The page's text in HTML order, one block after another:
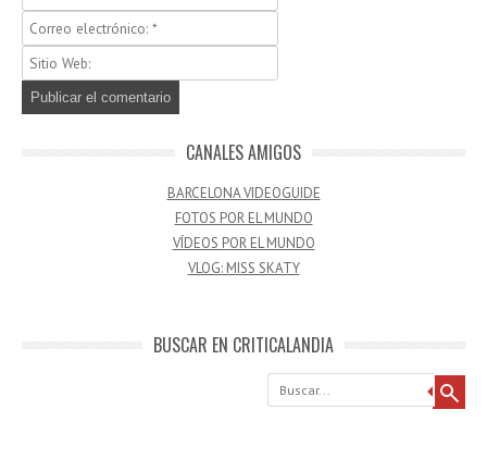
CANALES AMIGOS
BARCELONA VIDEOGUIDE
FOTOS POR EL MUNDO
VÍDEOS POR EL MUNDO
VLOG: MISS SKATY
BUSCAR EN CRITICALANDIA
Buscar